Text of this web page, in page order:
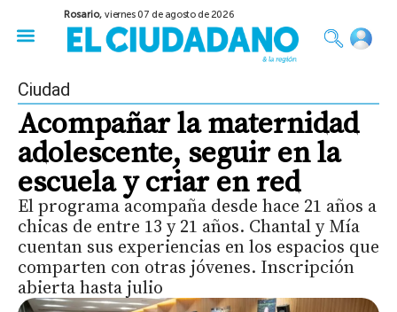
Rosario,viernes 07 de agosto de 2026
Ciudad
Acompañar la maternidad
adolescente, seguir en la
escuela y criar en red
El programa acompaña desde hace 21 años a
chicas de entre 13 y 21 años. Chantal y Mía
cuentan sus experiencias en los espacios que
comparten con otras jóvenes. Inscripción
abierta hasta julio